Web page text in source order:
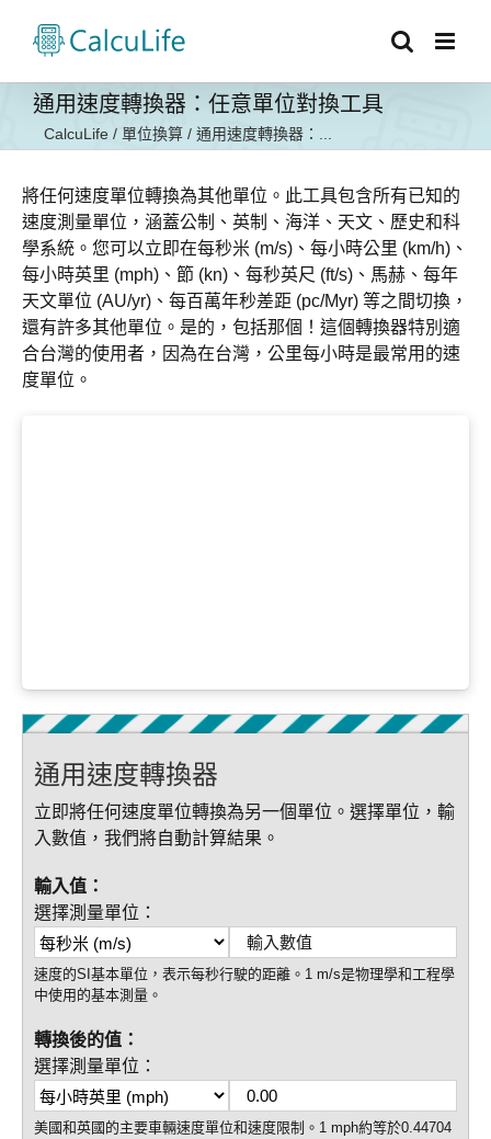
通用速度轉換器：任意單位對換工具
CalcuLife / 單位換算 / 通用速度轉換器：...
將任何速度單位轉換為其他單位。此工具包含所有已知的
速度測量單位，涵蓋公制、英制、海洋、天文、歷史和科
學系統。您可以立即在每秒米 (m/s)、每小時公里 (km/h)、
每小時英里 (mph)、節 (kn)、每秒英尺 (ft/s)、馬赫、每年
天文單位 (AU/yr)、每百萬年秒差距 (pc/Myr) 等之間切換，
還有許多其他單位。是的，包括那個！這個轉換器特別適
合台灣的使用者，因為在台灣，公里每小時是最常用的速
度單位。
通用速度轉換器
立即將任何速度單位轉換為另一個單位。選擇單位，輸
入數值，我們將自動計算結果。
輸入值：
選擇測量單位：
速度的SI基本單位，表示每秒行駛的距離。1 m/s是物理學和工程學
中使用的基本測量。
轉換後的值：
選擇測量單位：
美國和英國的主要車輛速度單位和速度限制。1 mph約等於0.44704